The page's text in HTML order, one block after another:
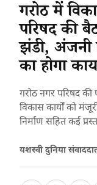
गरोठ में
परिषद की
झंडी, अंजनी
का होगा
गरोठ नगर परिषद
विकास कार्यों को
निर्माण सहित कई
यशस्वी दुनिया